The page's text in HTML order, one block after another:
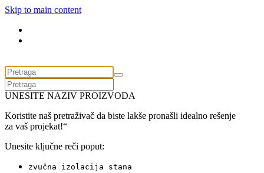
Skip to main content
UNESITE NAZIV PROIZVODA
Koristite naš pretraživač da biste lakše pronašli idealno rešenje
za vaš projekat!“
Unesite ključne reči poput:
zvučna izolacija stana